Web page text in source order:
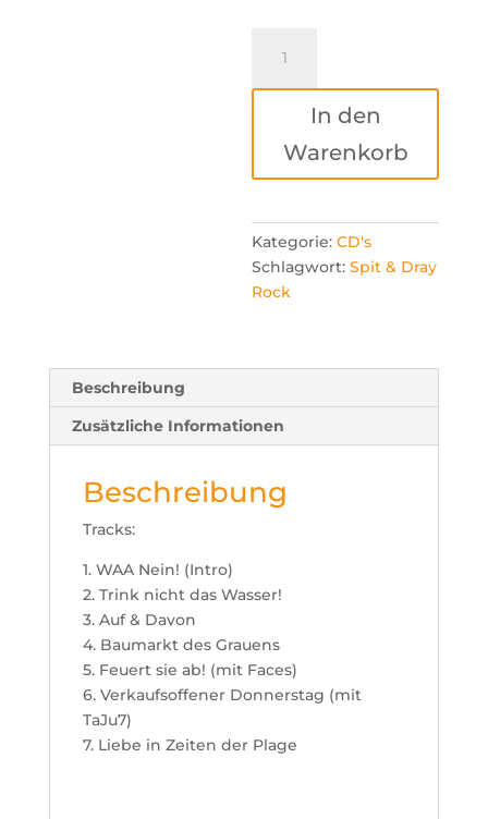

Dray
Liebe
der
Plage
Pt.2
Menge
In den
Warenkorb
Kategorie:CD's
Schlagwort:Spit & Dray
Rock
Beschreibung
Zusätzliche Informationen
Beschreibung
Tracks:
1. WAA Nein! (Intro)
2. Trink nicht das Wasser!
3. Auf & Davon
4. Baumarkt des Grauens
5. Feuert sie ab! (mit Faces)
6. Verkaufsoffener Donnerstag (mit
TaJu7)
7. Liebe in Zeiten der Plage